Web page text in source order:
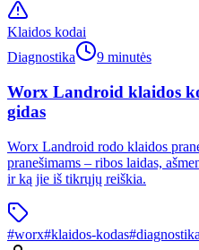
Klaidos kodai
Diagnostika
9 minutės
Worx Landroid klaidos
gidas
Worx Landroid rodo klaidos
pranešimams – ribos laidas,
ir ką jie iš tikrųjų reiškia.
#worx#klaidos-kodas#diagnostika